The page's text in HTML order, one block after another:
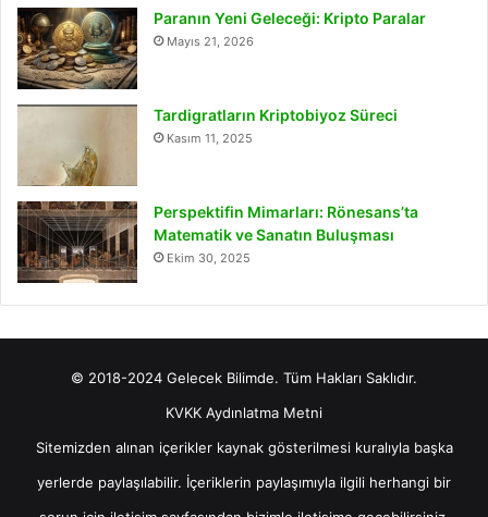
Paranın Yeni Geleceği: Kripto Paralar
Mayıs 21, 2026
Tardigratların Kriptobiyoz Süreci
Kasım 11, 2025
Perspektifin Mimarları: Rönesans’ta
Matematik ve Sanatın Buluşması
Ekim 30, 2025
© 2018-2024 Gelecek Bilimde. Tüm Hakları Saklıdır.
KVKK Aydınlatma Metni
Sitemizden alınan içerikler kaynak gösterilmesi kuralıyla başka
yerlerde paylaşılabilir. İçeriklerin paylaşımıyla ilgili herhangi bir